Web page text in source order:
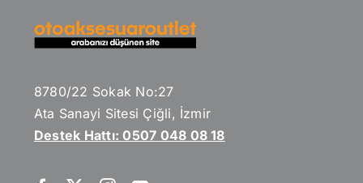
8780/22 Sokak No:27
Ata Sanayi Sitesi Çiğli, İzmir
Destek Hattı: 0507 048 08 18